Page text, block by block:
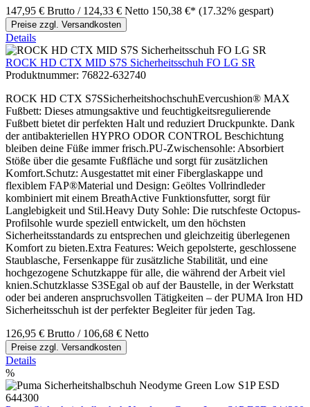
147,95 € Brutto / 124,33 € Netto 150,38 €* (17.32% gespart)
Preise zzgl. Versandkosten
Details
ROCK HD CTX MID S7S Sicherheitsschuh FO LG SR
Produktnummer: 76822-632740
ROCK HD CTX S7SSicherheitshochschuhEvercushion® MAX
Fußbett: Dieses atmungsaktive und feuchtigkeitsregulierende
Fußbett bietet dir perfekten Halt und reduziert Druckpunkte. Dank
der antibakteriellen HYPRO ODOR CONTROL Beschichtung
bleiben deine Füße immer frisch.PU-Zwischensohle: Absorbiert
Stöße über die gesamte Fußfläche und sorgt für zusätzlichen
Komfort.Schutz: Ausgestattet mit einer Fiberglaskappe und
flexiblem FAP®Material und Design: Geöltes Vollrindleder
kombiniert mit einem BreathActive Funktionsfutter, sorgt für
Langlebigkeit und Stil.Heavy Duty Sohle: Die rutschfeste Octopus-
Profilsohle wurde speziell entwickelt, um den höchsten
Sicherheitsstandards zu entsprechen und gleichzeitig überlegenen
Komfort zu bieten.Extra Features: Weich gepolsterte, geschlossene
Staublasche, Fersenkappe für zusätzliche Stabilität, und eine
hochgezogene Schutzkappe für alle, die während der Arbeit viel
knien.Schutzklasse S3SEgal ob auf der Baustelle, in der Werkstatt
oder bei anderen anspruchsvollen Tätigkeiten – der PUMA Iron HD
Sicherheitsschuh ist der perfekter Begleiter für jeden Tag.
126,95 € Brutto / 106,68 € Netto
Preise zzgl. Versandkosten
Details
%